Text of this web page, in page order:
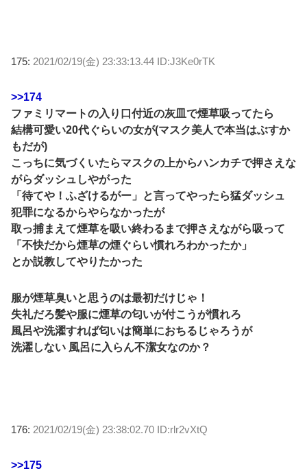
175: 2021/02/19(金) 23:33:13.44 ID:J3Ke0rTK
>>174
ファミリマートの入り口付近の灰皿で煙草吸ってたら
結構可愛い20代ぐらいの女が(マスク美人で本当はぶすか
もだが)
こっちに気づくいたらマスクの上からハンカチで押さえな
がらダッシュしやがった
「待てや！ふざけるがー」と言ってやったら猛ダッシュ
犯罪になるからやらなかったが
取っ捕まえて煙草を吸い終わるまで押さえながら吸って
「不快だから煙草の煙ぐらい慣れろわかったか」
とか説教してやりたかった
服が煙草臭いと思うのは最初だけじゃ！
失礼だろ髪や服に煙草の匂いが付こうが慣れろ
風呂や洗濯すれば匂いは簡単におちるじゃろうが
洗濯しない 風呂に入らん不潔女なのか？
176: 2021/02/19(金) 23:38:02.70 ID:rlr2vXtQ
>>175